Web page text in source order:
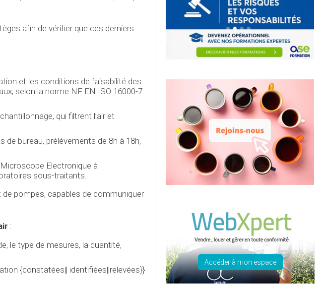
afin de vérifier que ces derniers
et les conditions de faisabilité des
selon la norme NF EN ISO 16000-7
qui filtrent l’air et
bureau, prélèvements de 8h à 18h,
Electronique à
sous-traitants.
pompes, capables de communiquer
:
le type de mesures, la quantité,
{constatées|| identifiées||relevées}}
Accéder à mon espace